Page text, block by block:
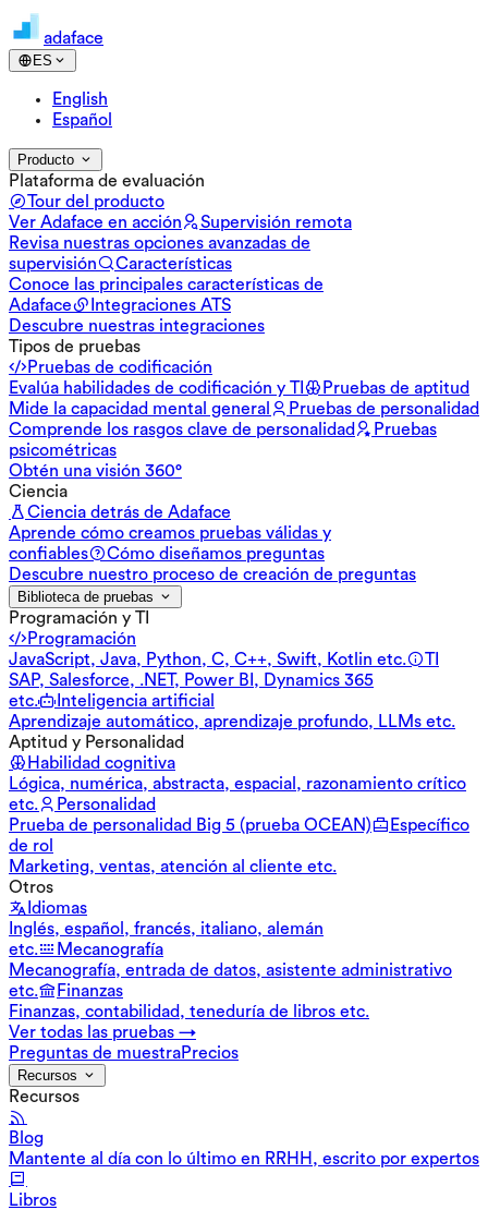
adaface
ES
English
Español
Producto
Plataforma de evaluación
Tour del producto
Ver Adaface en acción
Supervisión remota
Revisa nuestras opciones avanzadas de
supervisión
Características
Conoce las principales características de
Adaface
Integraciones ATS
Descubre nuestras integraciones
Tipos de pruebas
Pruebas de codificación
Evalúa habilidades de codificación y TI
Pruebas de aptitud
Mide la capacidad mental general
Pruebas de personalidad
Comprende los rasgos clave de personalidad
Pruebas
psicométricas
Obtén una visión 360°
Ciencia
Ciencia detrás de Adaface
Aprende cómo creamos pruebas válidas y
confiables
Cómo diseñamos preguntas
Descubre nuestro proceso de creación de preguntas
Biblioteca de pruebas
Programación y TI
Programación
JavaScript, Java, Python, C, C++, Swift, Kotlin etc.
TI
SAP, Salesforce, .NET, Power BI, Dynamics 365
etc.
Inteligencia artificial
Aprendizaje automático, aprendizaje profundo, LLMs etc.
Aptitud y Personalidad
Habilidad cognitiva
Lógica, numérica, abstracta, espacial, razonamiento crítico
etc.
Personalidad
Prueba de personalidad Big 5 (prueba OCEAN)
Específico
de rol
Marketing, ventas, atención al cliente etc.
Otros
Idiomas
Inglés, español, francés, italiano, alemán
etc.
Mecanografía
Mecanografía, entrada de datos, asistente administrativo
etc.
Finanzas
Finanzas, contabilidad, teneduría de libros etc.
Ver todas las pruebas →
Preguntas de muestraPrecios
Recursos
Recursos
Blog
Mantente al día con lo último en RRHH, escrito por expertos
Libros